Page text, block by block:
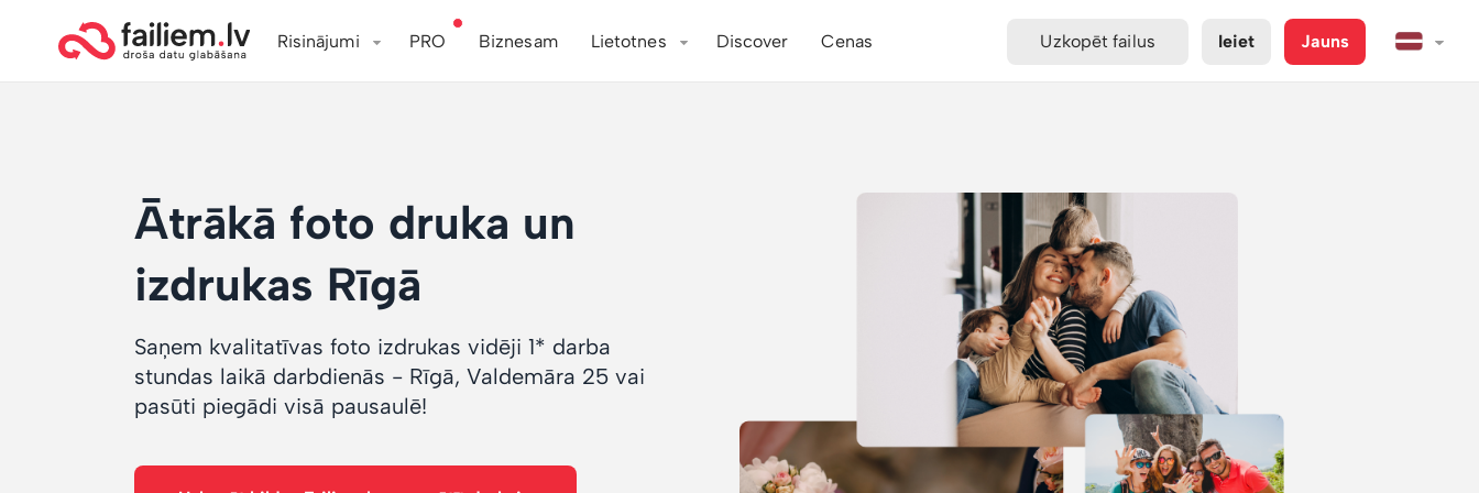
Risinājumi PRO Biznesam Lietotnes Discover Cenas Uzkopēt failus Ieiet Jauns
Ātrākā foto druka un
izdrukas Rīgā
Saņem kvalitatīvas foto izdrukas vidēji 1* darba
stundas laikā darbdienās - Rīgā, Valdemāra 25 vai
pasūti piegādi visā pausaulē!